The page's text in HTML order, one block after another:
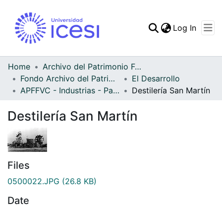
Statistics
Log In
Home
Archivo del Patrimonio Fotográfico y Fílmico del Valle del Cauca
Fondo Archivo del Patrimonio Fotográfico y Fílmico del Valle del Cauca
El Desarrollo
APFFVC - Industrias - Patrimonial
Destilería San Martín
Destilería San Martín
Files
0500022.JPG (26.8 KB)
Date